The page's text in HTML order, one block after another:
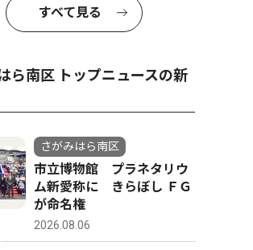
すべて見る
ら南区 トップニュースの新
さがみはら南区
市立博物館 プラネタリウ
ム新愛称に きらぼし ＦＧ
が命名権
2026.08.06